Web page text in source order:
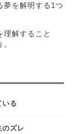
夢を解明する1つ
理解すること
いる
のズレ